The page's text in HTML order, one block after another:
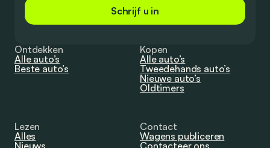
Schrijf u in
Ontdekken
Alle auto’s
Beste auto’s
Kopen
Alle auto’s
Tweedehands auto’s
Nieuwe auto’s
Oldtimers
Lezen
Alles
Nieuws
Contact
Wagens publiceren
Contacteer ons